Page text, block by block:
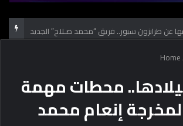
محطات مهمة
إنعام محمد